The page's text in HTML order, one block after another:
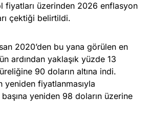
fiyatları üzerinden 2026 enflasyon
çektiği belirtildi.
2020’den bu yana görülen en
ardından yaklaşık yüzde 13
90 doların altına indi.
fiyatlanmasıyla
yeniden 98 doların üzerine